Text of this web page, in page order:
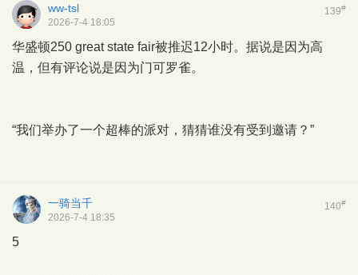
139#
ww-tsl
2026-7-4 18:05
华盛顿250 great state fair被推迟12小时。据说是因为高
温，但有评论说是因为门可罗雀。
“我们举办了一个超棒的派对，猜猜谁没有受到邀请？”
140#
一骑当千
2026-7-4 18:35
5